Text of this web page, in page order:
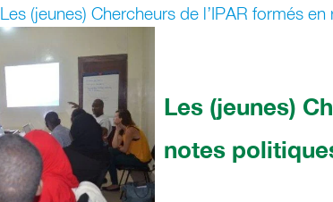
Les (jeunes) Chercheurs de l’IPAR formés
Les (jeunes)
notes